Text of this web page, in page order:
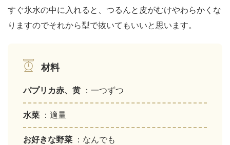
すぐ氷水の中に入れると、つるんと皮がむけやわらかくな
りますのでそれから型で抜いてもいいと思います。
材料
パプリカ赤、黄 ：一つずつ
水菜 ：適量
お好きな野菜 ：なんでも